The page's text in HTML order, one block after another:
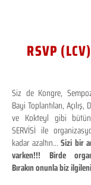
RSVP
Siz de Kongre,
Bayi Toplantıları,
ve Kokteyl gibi bütün
SERVİSİ ile
kadar azaltın...Sizi bir
varken!!! Birde
Bırakın onunla biz